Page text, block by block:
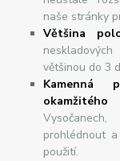
naše stránky
Většina
většinou do 3
Kamenná
okamžitého
prohlédnout
použití.